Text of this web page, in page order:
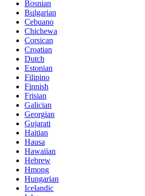
Bosnian
Bulgarian
Cebuano
Chichewa
Corsican
Croatian
Dutch
Estonian
Filipino
Finnish
Frisian
Galician
Georgian
Gujarati
Haitian
Hausa
Hawaiian
Hebrew
Hmong
Hungarian
Icelandic